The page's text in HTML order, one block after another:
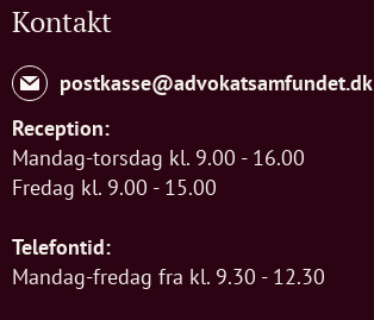
Kontakt
postkasse@advokatsamfundet.dk
Reception:
Mandag-torsdag kl. 9.00 - 16.00
Fredag kl. 9.00 - 15.00
Telefontid:
Mandag-fredag fra kl. 9.30 - 12.30